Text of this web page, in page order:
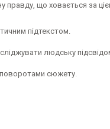
правду, що ховається за
підтекстом.
людську
поворотами сюжету.